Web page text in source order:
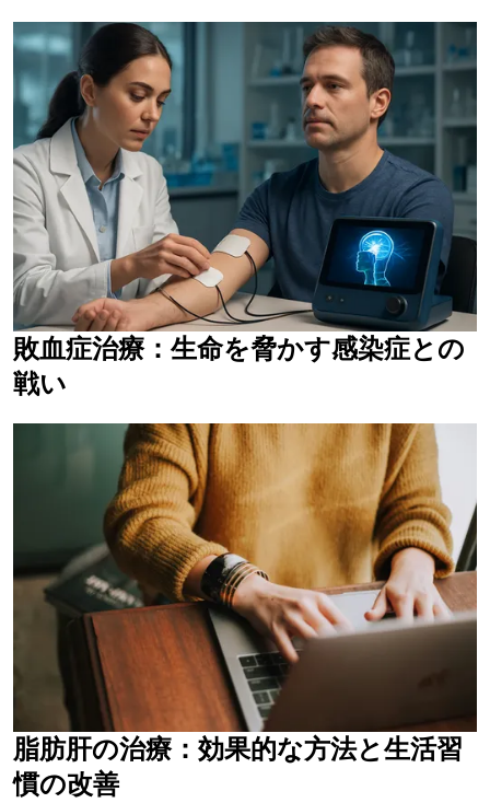
敗血症治療：生命を脅かす感染症との
戦い
脂肪肝の治療：効果的な方法と生活習
慣の改善